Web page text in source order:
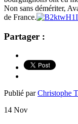
Non sans démériter,
de France.
Partager :
Publié parChristophe
14 Nov